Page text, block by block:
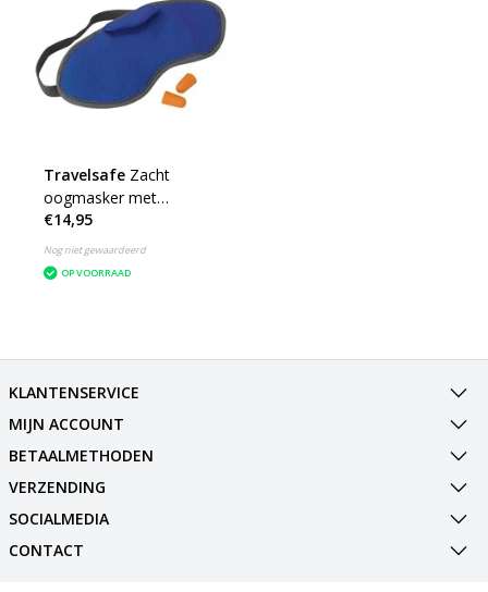
Travelsafe Zacht
oogmasker met
oordopjes
€14,95
Nog niet gewaardeerd
OP VOORRAAD
KLANTENSERVICE
MIJN ACCOUNT
BETAALMETHODEN
VERZENDING
SOCIALMEDIA
CONTACT